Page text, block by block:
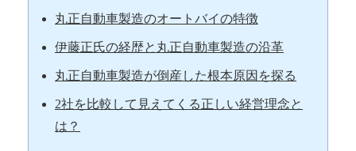
丸正自動車製造のオートバイの特徴
伊藤正氏の経歴と丸正自動車製造の沿革
丸正自動車製造が倒産した根本原因を探る
2社を比較して見えてくる正しい経営理念と
は？